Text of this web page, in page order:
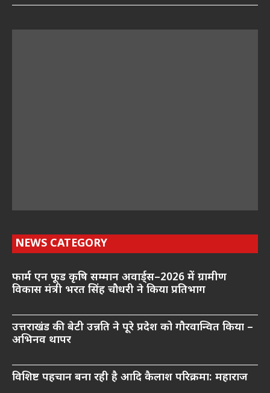
NEWS CATEGORY
फार्म एन फूड कृषि सम्मान अवार्ड्स–2026 में ग्रामीण
विकास मंत्री भरत सिंह चौधरी ने किया प्रतिभाग
उत्तराखंड की बेटी उन्नति ने पूरे प्रदेश को गौरवान्वित किया –
अभिनव थापर
विशिष्ट पहचान बना रही है आदि कैलाश परिक्रमा: महाराज